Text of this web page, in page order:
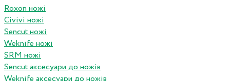
Roxon ножi
Civivi ножі
Sencut ножі
Weknife ножі
SRM ножі
Sencut аксесуари до ножів